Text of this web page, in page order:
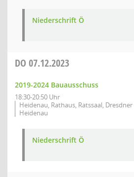
Niederschrift Ö
DO 07.12.2023
2019-2024 Bauausschuss
18:30-20:50 Uhr
Heidenau, Rathaus, Ratssaal, Dresdner
Heidenau
Niederschrift Ö